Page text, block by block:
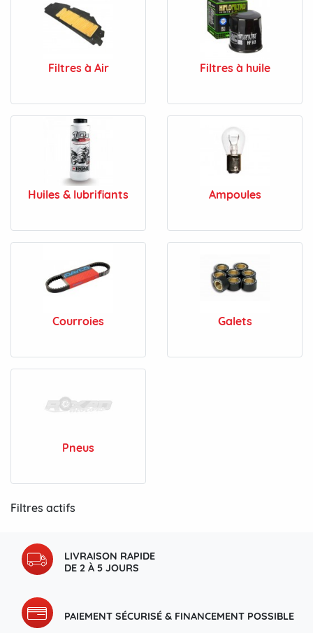
Filtres à Air Filtres à huile
Huiles & lubrifiants Ampoules
Courroies Galets
Pneus
Filtres actifs
LIVRAISON RAPIDE
DE 2 À 5 JOURS
PAIEMENT SÉCURISÉ & FINANCEMENT POSSIBLE